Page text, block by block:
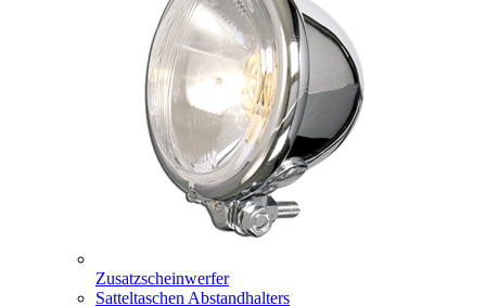
Zusatzscheinwerfer
Satteltaschen Abstandhalters